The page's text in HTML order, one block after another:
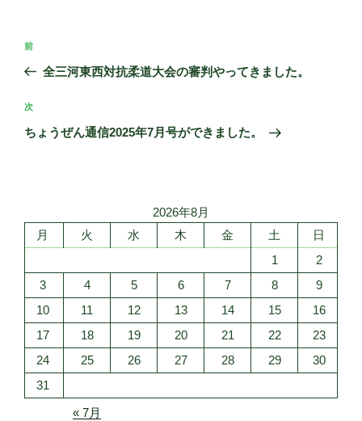
投
ナ
ビ
ゲ
ン
前
の
稿
前
全三河東西対抗柔道大会の審判やってきました。
次
の
次
ちょうぜん通信2025年7月号ができました。
2026年8月
月
火 水 木 金 土
日
1
2
3
4 5 6 7 8
9
10
11 12 13 14 15
16
17
18 19 20 21 22
23
24
25 26 27 28 29
30
31
« 7月